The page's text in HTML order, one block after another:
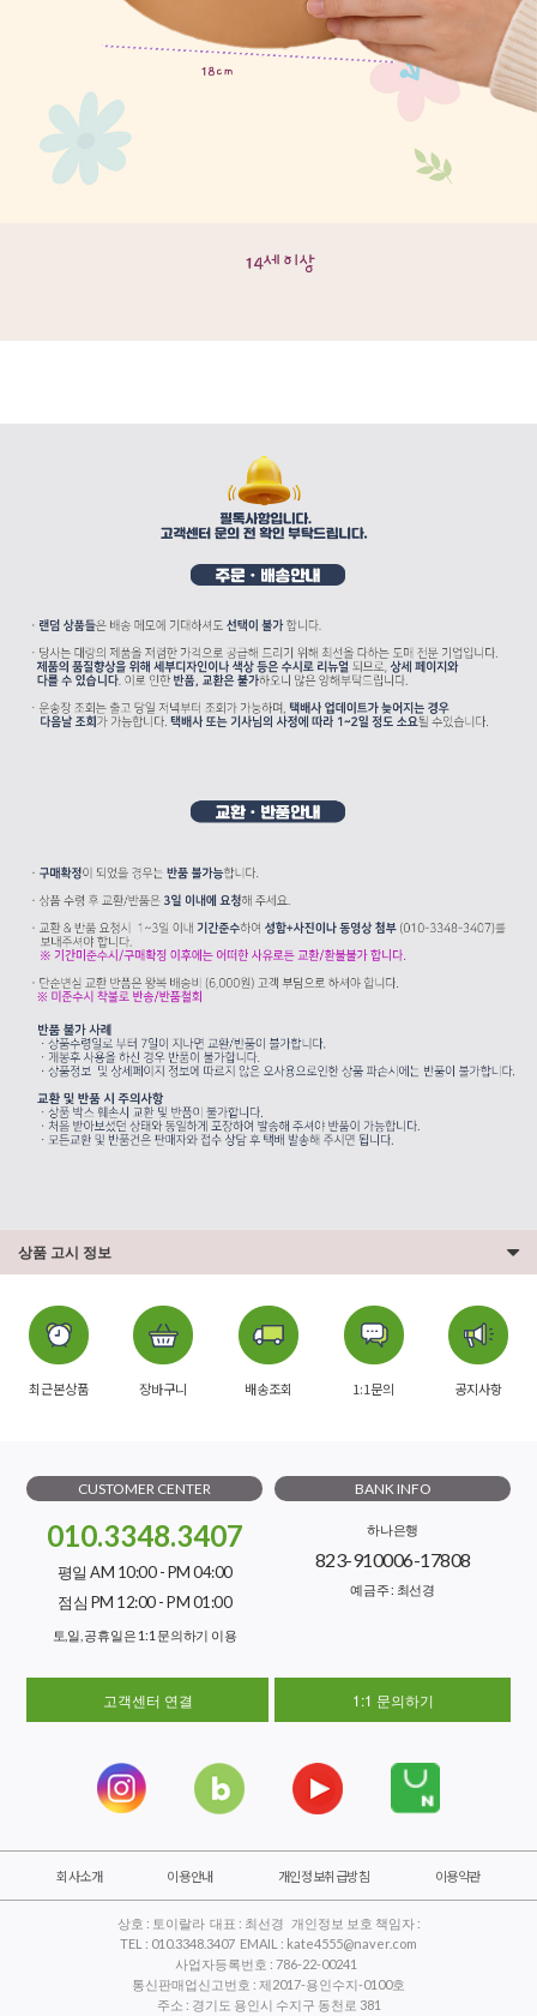
상품 고시 정보
최근본상품 장바구니 배송조회 1:1문의 공지사항
CUSTOMER CENTER
010.3348.3407
평일 AM 10:00 - PM 04:00
점심 PM 12:00 - PM 01:00
토,일, 공휴일은 1:1 문의하기 이용
BANK INFO
하나은행
823-910006-17808
예금주 : 최선경
고객센터 연결 1:1 문의하기
회사소개 이용안내 개인정보취급방침 이용약관
상호 : 토이랄라 대표 : 최선경 개인정보 보호 책임자 :
TEL : 010.3348.3407 EMAIL : kate4555@naver.com
사업자등록번호 : 786-22-00241
통신판매업신고번호 : 제2017-용인수지-0100호
주소 : 경기도 용인시 수지구 동천로 381